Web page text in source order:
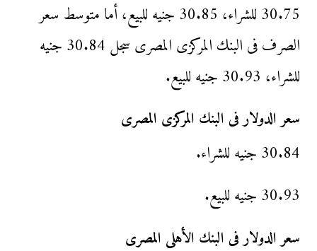
30.75 للشراء، 30.85 جنيه للبيع، أما متوسط سعر
الصرف فى البنك المركزى المصرى سجل 30.84 جنيه
للشراء، 30.93 جنيه للبيع.
سعر الدولار فى البنك المركزى المصرى
30.84 جنيه للشراء.
30.93 جنيه للبيع.
سعر الدولار فى البنك الأهلى المصرى